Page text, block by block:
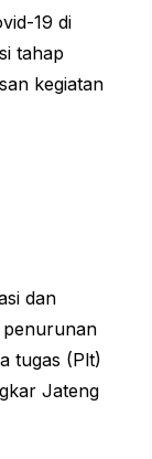
19 di
tahap
kegiatan
dan
penurunan
tugas (Plt)
Jateng